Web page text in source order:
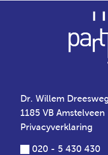
Dr. Willem
1185 VB Amstelveen
Privacyverklaring
020 - 5 430 430